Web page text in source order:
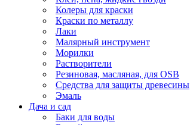
Колеры для краски
Краски по металлу
Лаки
Малярный инструмент
Морилки
Растворители
Резиновая, масляная, для OSB
Средства для защиты древесины
Эмаль
Дача и сад
Баки для воды